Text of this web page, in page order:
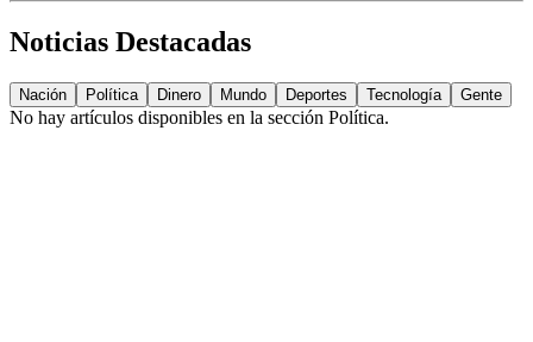
Noticias Destacadas
Nación Política Dinero Mundo Deportes Tecnología Gente
No hay artículos disponibles en la sección Política.